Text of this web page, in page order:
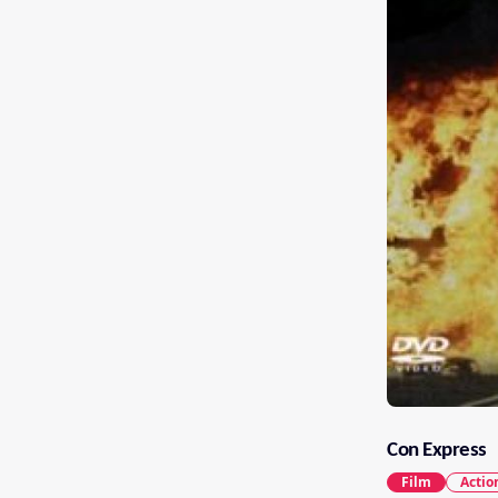
Con Express
Film